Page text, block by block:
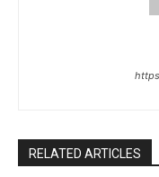
RELATED ARTICLES